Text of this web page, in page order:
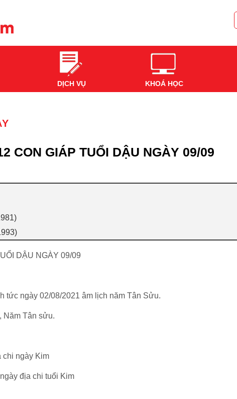
DỊCH VỤ KHOÁ HỌC
CON GIÁP TUỔI DẬU NGÀY 09/09
DẬU NGÀY 09/09
tức ngày 02/08/2021 âm lịch năm Tân Sửu.
Năm Tân sửu.
chi ngày Kim
địa chi tuổi Kim